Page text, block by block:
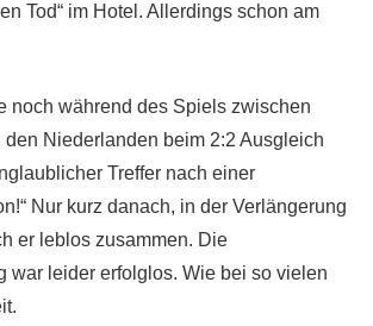
Tod“ im Hotel. Allerdings schon am
noch während des Spiels zwischen
Niederlanden beim 2:2 Ausgleich
Treffer nach einer
Nur kurz danach, in der Verlängerung
er leblos zusammen. Die
war leider erfolglos. Wie bei so vielen